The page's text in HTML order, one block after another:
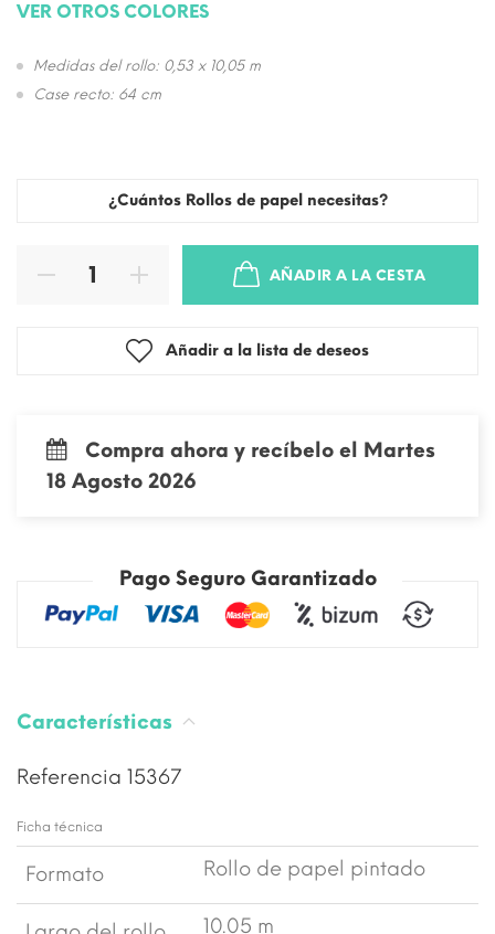
VER OTROS COLORES
Medidas del rollo: 0,53 x 10,05 m
Case recto: 64 cm
¿Cuántos Rollos de papel necesitas?
AÑADIR A LA CESTA
Añadir a la lista de deseos
Compra ahora y recíbelo el Martes
18 Agosto 2026
Pago Seguro Garantizado
Características
Referencia 15367
Ficha técnica
Formato Rollo de papel pintado
10.05 m